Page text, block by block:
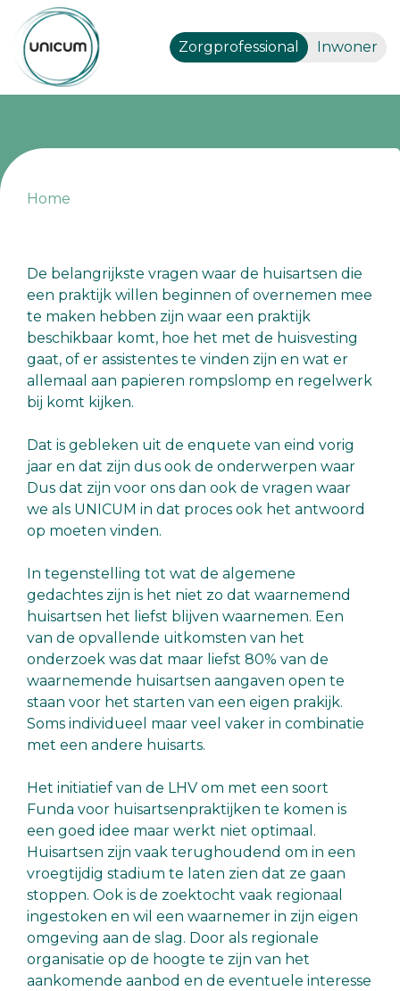
Zorgprofessional Inwoner
Home
De belangrijkste vragen waar de huisartsen die
een praktijk willen beginnen of overnemen mee
te maken hebben zijn waar een praktijk
beschikbaar komt, hoe het met de huisvesting
gaat, of er assistentes te vinden zijn en wat er
allemaal aan papieren rompslomp en regelwerk
bij komt kijken.
Dat is gebleken uit de enquete van eind vorig
jaar en dat zijn dus ook de onderwerpen waar
Dus dat zijn voor ons dan ook de vragen waar
we als UNICUM in dat proces ook het antwoord
op moeten vinden.
In tegenstelling tot wat de algemene
gedachtes zijn is het niet zo dat waarnemend
huisartsen het liefst blijven waarnemen. Een
van de opvallende uitkomsten van het
onderzoek was dat maar liefst 80% van de
waarnemende huisartsen aangaven open te
staan voor het starten van een eigen prakijk.
Soms individueel maar veel vaker in combinatie
met een andere huisarts.
Het initiatief van de LHV om met een soort
Funda voor huisartsenpraktijken te komen is
een goed idee maar werkt niet optimaal.
Huisartsen zijn vaak terughoudend om in een
vroegtijdig stadium te laten zien dat ze gaan
stoppen. Ook is de zoektocht vaak regionaal
ingestoken en wil een waarnemer in zijn eigen
omgeving aan de slag. Door als regionale
organisatie op de hoogte te zijn van het
aankomende aanbod en de eventuele interesse